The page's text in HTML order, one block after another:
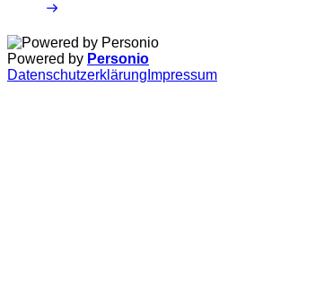
Powered by Personio
Datenschutzerklärung Impressum